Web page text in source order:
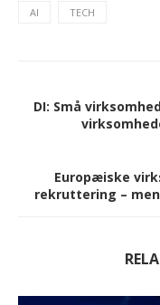
AI TECH
DI: Små
Europæiske
rekruttering –